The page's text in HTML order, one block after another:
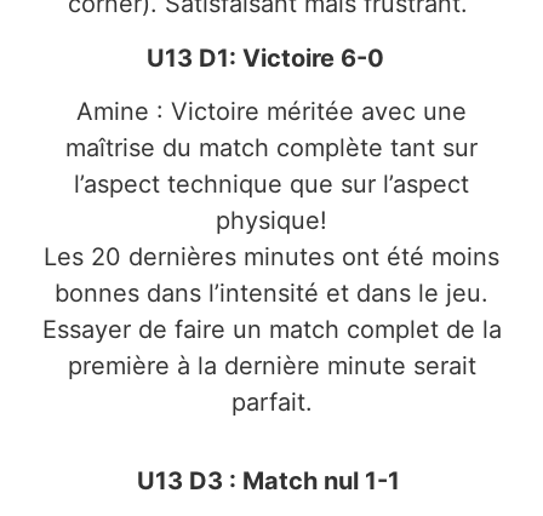
U13 D1: Victoire 6-0
Amine : Victoire méritée avec une
maîtrise du match complète tant sur
l’aspect technique que sur l’aspect
physique!
Les 20 dernières minutes ont été moins
bonnes dans l’intensité et dans le jeu.
Essayer de faire un match complet de la
première à la dernière minute serait
parfait.
U13 D3 : Match nul 1-1